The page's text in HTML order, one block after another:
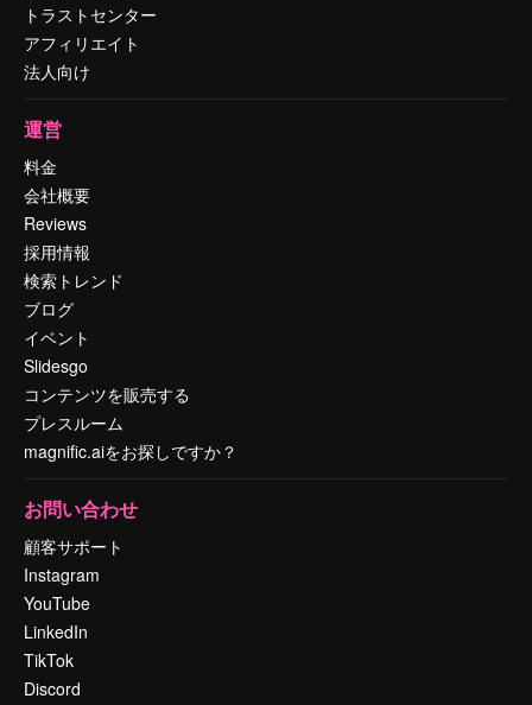
トラストセンター
アフィリエイト
法人向け
運営
料金
会社概要
Reviews
採用情報
検索トレンド
ブログ
イベント
Slidesgo
コンテンツを販売する
プレスルーム
magnific.aiをお探しですか？
お問い合わせ
顧客サポート
Instagram
YouTube
LinkedIn
TikTok
Discord